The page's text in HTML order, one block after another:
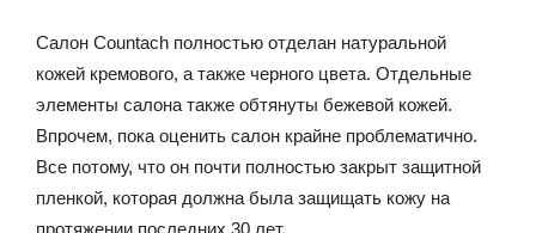
Салон Countach полностью отделан натуральной
кожей кремового, а также черного цвета. Отдельные
элементы салона также обтянуты бежевой кожей.
Впрочем, пока оценить салон крайне проблематично.
Все потому, что он почти полностью закрыт защитной
пленкой, которая должна была защищать кожу на
протяжении последних 30 лет.